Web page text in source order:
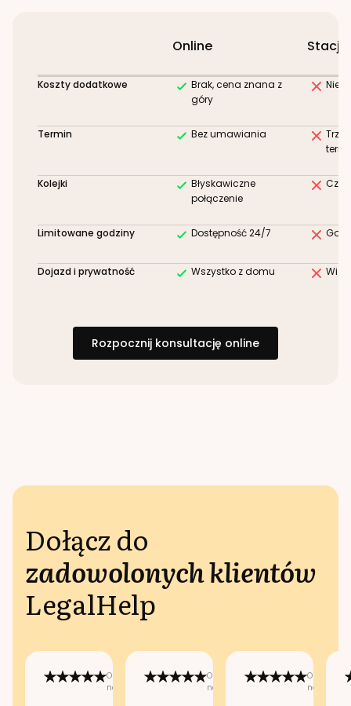
Online
Koszty dodatkowe
Brak, cena znana z
góry
Termin Bez umawiania
Kolejki
Błyskawiczne
połączenie
Limitowane godziny Dostępność 24/7
Dojazd i prywatność Wszystko z domu
Rozpocznij konsultację online
Dołącz do
zadowolonych klientów
LegalHelp
Opublikowano
na:
Opublikowano
na:
na: